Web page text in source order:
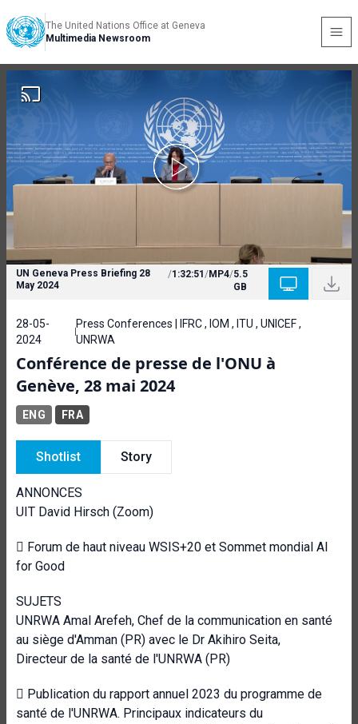
The United Nations Office at Geneva
Multimedia Newsroom
UN Geneva Press Briefing 28
May 2024
/1:32:51 /MP4/5.5
GB
28-05-
2024
Press Conferences | IFRC , IOM , ITU , UNICEF ,
UNRWA
Conférence de presse de l'ONU à
Genève, 28 mai 2024
ENG FRA
Shotlist Story
ANNONCES
UIT David Hirsch (Zoom)
 Forum de haut niveau WSIS+20 et Sommet mondial AI
for Good
SUJETS
UNRWA Amal Arefeh, Chef de la communication en santé
au siège d'Amman (PR) avec le Dr Akihiro Seita,
Directeur de la santé de l'UNRWA (PR)
 Publication du rapport annuel 2023 du programme de
santé de l'UNRWA. Principaux indicateurs du